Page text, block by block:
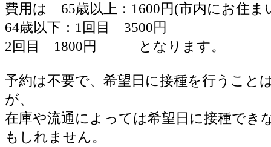
費用は 65歳以上：1600円(市内にお住ま
64歳以下：1回目 3500円
2回目 1800円 となります。
予約は不要で、希望日に接種を行うこと
が、
在庫や流通によっては希望日に接種でき
もしれません。